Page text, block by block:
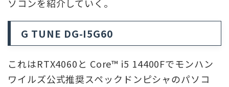
ソコンを紹介していく。
G TUNE DG-I5G60
これはRTX4060と Core™ i5 14400Fでモンハン
ワイルズ公式推奨スペックドンピシャのパソコ